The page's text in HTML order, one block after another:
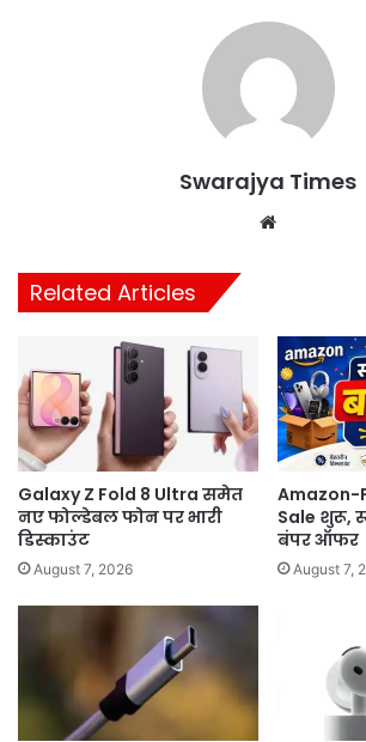
Swarajya Times
Related Articles
Galaxy Z Fold 8 Ultra समेत
नए फोल्डेबल फोन पर भारी
डिस्काउंट
August 7, 2026
Amazon-
Sale शुरू,
बंपर ऑफर
August 7,